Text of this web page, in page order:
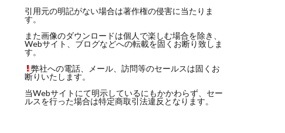
引用元の明記がない場合は著作権の侵害に当たりま
す。
また画像のダウンロードは個人で楽しむ場合を除き、
Webサイト、ブログなどへの転載を固くお断り致しま
す。
弊社への電話、メール、訪問等のセールスは固くお
断りいたします。
当Webサイトにて明示しているにもかかわらず、セー
ルスを行った場合は特定商取引法違反となります。